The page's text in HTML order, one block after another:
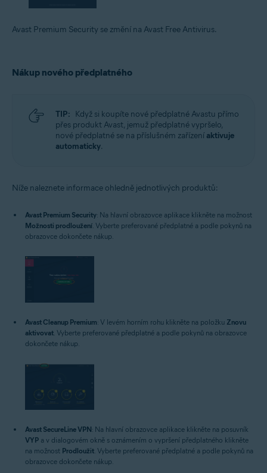
Avast Premium Security se změní na Avast Free Antivirus.
Nákup nového předplatného
TIP: Když si koupíte nové předplatné Avastu přímo
přes produkt Avast, jemuž předplatné vypršelo,
nové předplatné se na příslušném zařízení aktivuje
automaticky.
Níže naleznete informace ohledně jednotlivých produktů:
Avast Premium Security: Na hlavní obrazovce aplikace klikněte na možnost
Možnosti prodloužení. Vyberte preferované předplatné a podle pokynů na
obrazovce dokončete nákup.
Avast Cleanup Premium: V levém horním rohu klikněte na položku Znovu
aktivovat . Vyberte preferované předplatné a podle pokynů na obrazovce
dokončete nákup.
Avast SecureLine VPN: Na hlavní obrazovce aplikace klikněte na posuvník
VYP a v dialogovém okně s oznámením o vypršení předplatného klikněte
na možnost Prodloužit. Vyberte preferované předplatné a podle pokynů na
obrazovce dokončete nákup.